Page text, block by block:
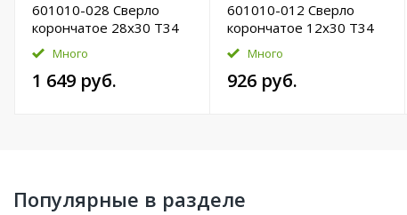
601010-028 Сверло
корончатое 28х30 T34
HSS-Pro
Много
1 649 руб.
601010-012 Сверло
корончатое 12х30 T34
HSS-Pro
Много
926 руб.
Популярные в разделе